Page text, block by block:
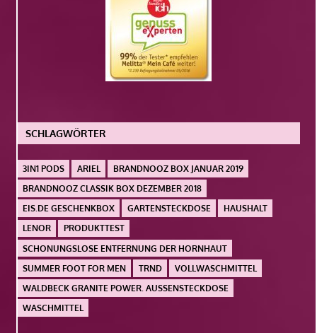
SCHLAGWÖRTER
3IN1 PODS ARIEL
BRANDNOOZ BOX JANUAR 2019
BRANDNOOZ CLASSIK BOX DEZEMBER 2018
EIS.DE GESCHENKBOX
GARTENSTECKDOSE
HAUSHALT
LENOR
PRODUKTTEST
SCHONUNGSLOSE ENTFERNUNG DER HORNHAUT
SUMMER FOOT FOR MEN
TRND
VOLLWASCHMITTEL
WALDBECK GRANITE POWER. AUSSENSTECKDOSE
WASCHMITTEL